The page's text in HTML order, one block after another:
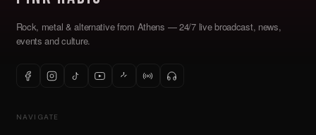
Rock, metal & alternative from Athens — 24/7 live broadcast, news,
events and culture.
NAVIGATE